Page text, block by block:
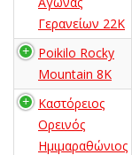
Γερανείων 22Κ
Poikilo Rocky
Mountain 8K
Καστόρειος
Ορεινός
Ημιμαραθώνιος